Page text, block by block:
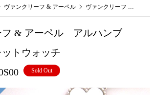
ヴァンクリーフ & アーペル ヴァンクリーフ & アーペル アルハンブラ ブレスレットウォッチ Ref:VCARO40S00
フ & アーペル アルハンブ
トウォッチ
Sold Out